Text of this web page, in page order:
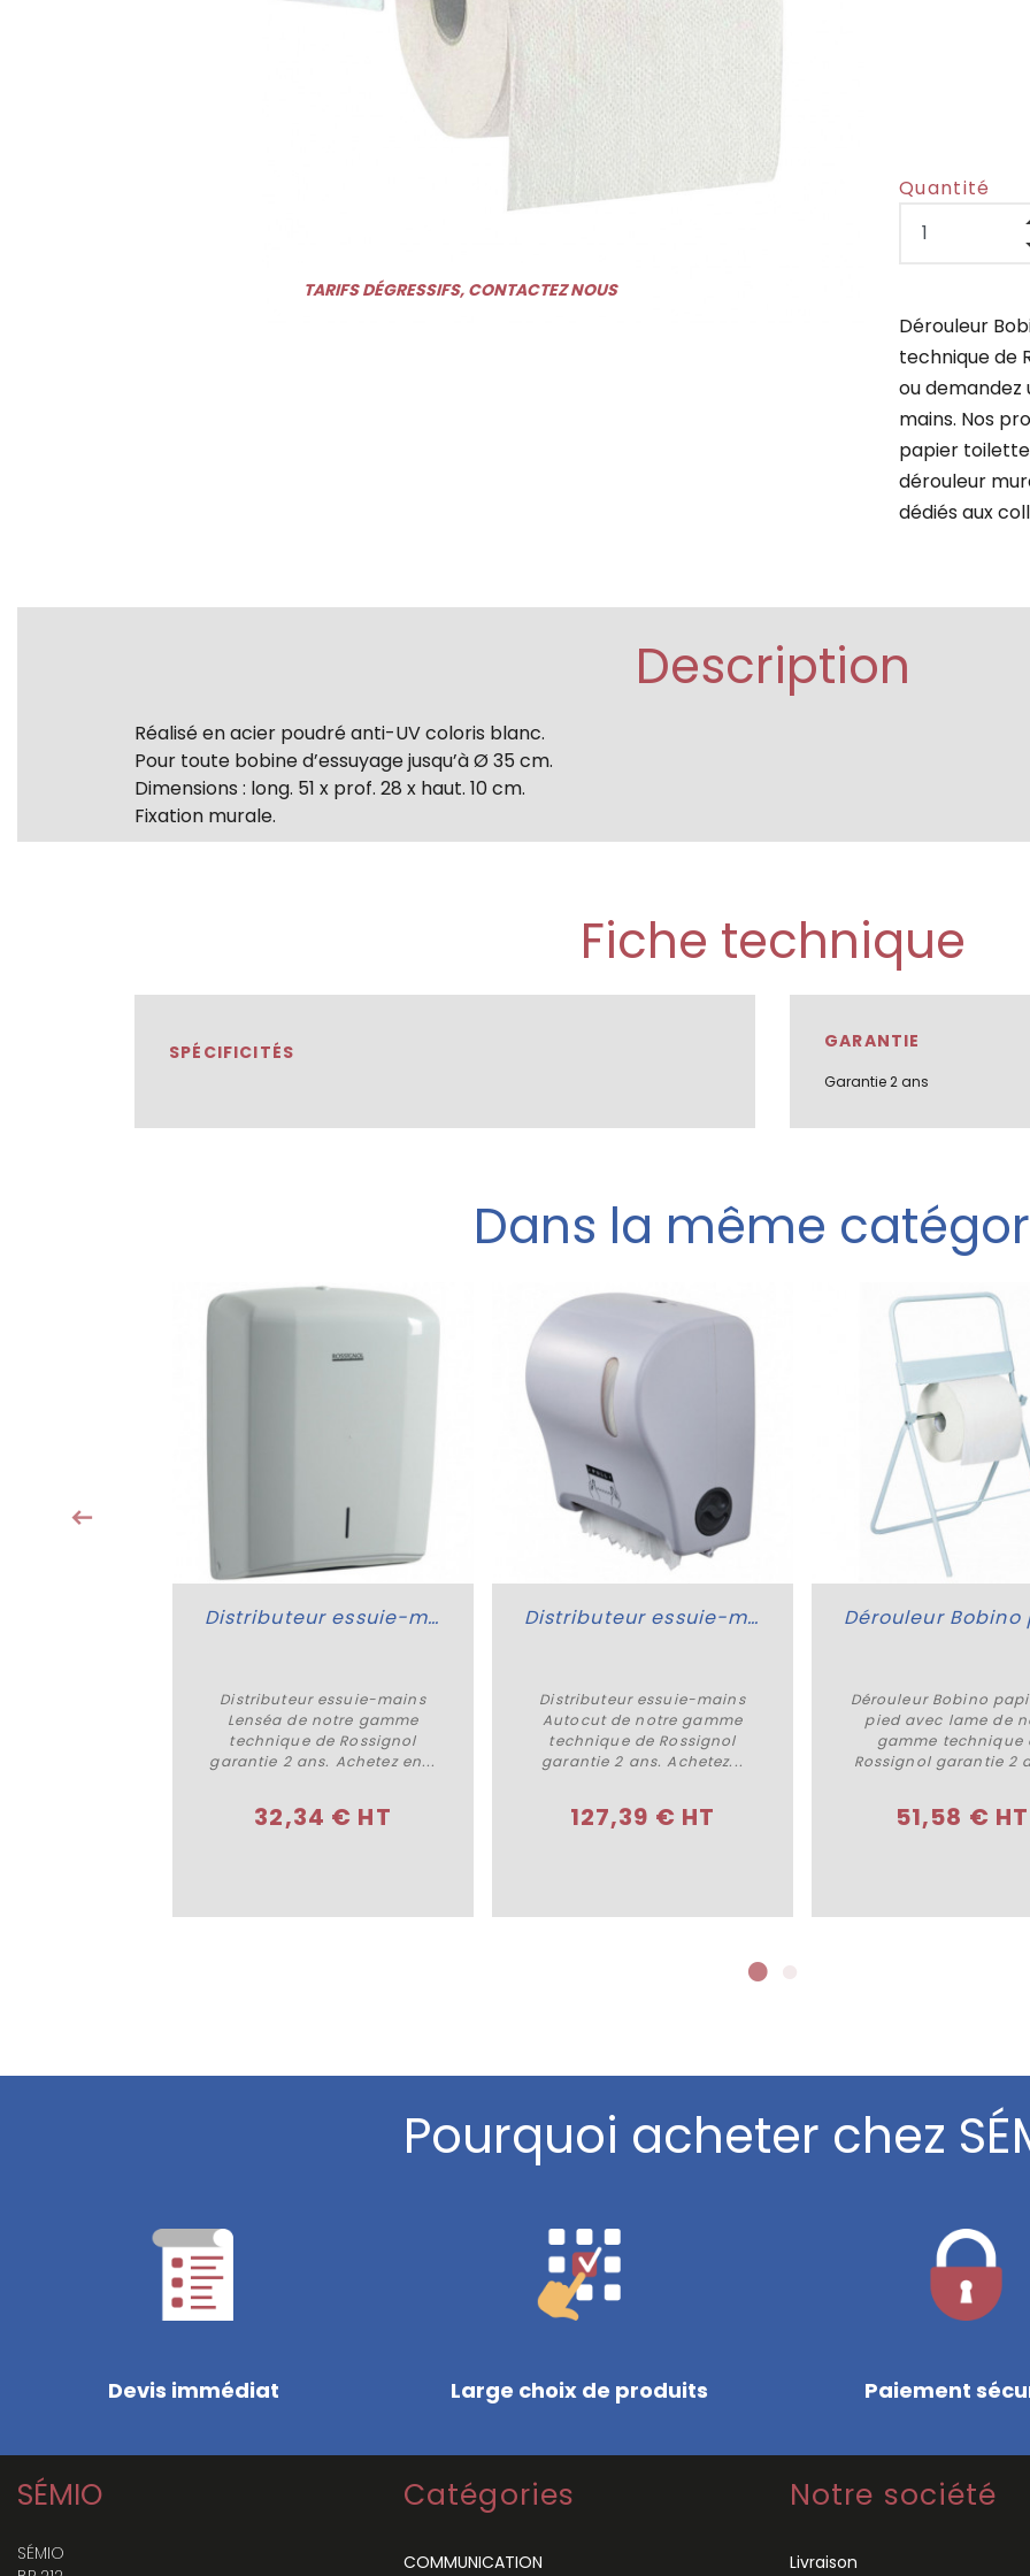
TARIFS DÉGRESSIFS, CONTACTEZ NOUS
Quantité
Dérouleur
technique de
ou demandez
mains. Nos
papier
dérouleur
dédiés aux
Description
Réalisé en acier poudré anti-UV coloris blanc.
Pour toute bobine d’essuyage jusqu’à Ø 35 cm.
Dimensions : long. 51 x prof. 28 x haut. 10 cm.
Fixation murale.
Fiche technique
SPÉCIFICITÉS GARANTIE
Garantie 2 ans
Dans la même
Acheter
Distributeur essuie-mains Lenséa
Distributeur essuie-mains
Lenséa de notre gamme
technique de Rossignol
garantie 2 ans. Achetez en...
32,34 € HT
Acheter
Distributeur essuie-mains Autocut
Distributeur essuie-mains
Autocut de notre gamme
technique de Rossignol
garantie 2 ans. Achetez...
127,39 € HT
Acheter
Dérouleur Bobino
pied avec lame de
gamme technique
Rossignol garantie 2
51,58 € HT
Pourquoi acheter chez
Devis immédiat Large choix de produits Paiement
SÉMIO
SÉMIO
Catégories
COMMUNICATION
Notre société
Livraison